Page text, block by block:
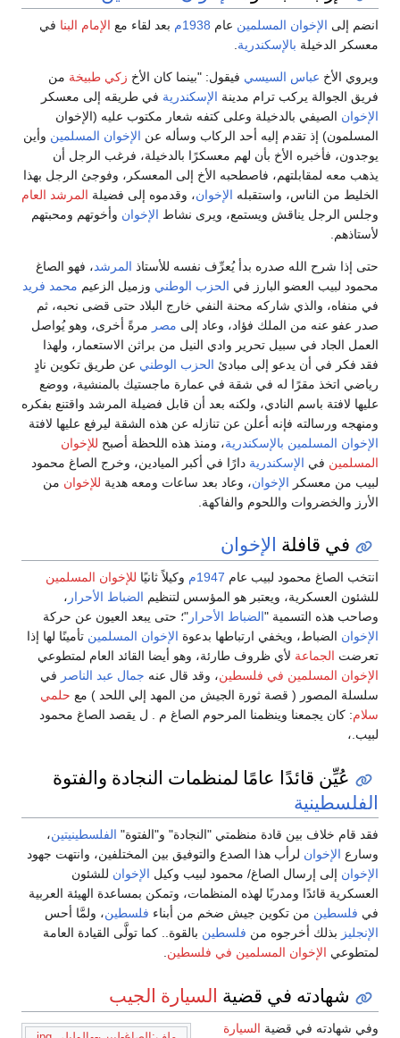
انضم إلى الإخوان المسلمين عام 1938م بعد لقاء مع الإمام البنا في
معسكر الدخيلة بالإسكندرية
ويروي الأخ عباس السيسي فيقول: "بينما كان الأخ زكي طبيخة من
فريق الجوالة يركب ترام مدينة الإسكندرية في طريقه إلى معسكر
الإخوان الصيفي بالدخيلة وعلى كتفه شعار مكتوب عليه (الإخوان
المسلمون) إذ تقدم إليه أحد الركاب وسأله عن الإخوان المسلمين وأين
يوجدون، فأخبره الأخ بأن لهم معسكرًا بالدخيلة، فرغب الرجل أن
يذهب معه لمقابلتهم، فاصطحبه الأخ إلى المعسكر، وفوجئ الرجل بهذا
الخليط من الناس، واستقبله الإخوان، وقدموه إلى فضيلة المرشد العام
وجلس الرجل يناقش ويستمع، ويرى نشاط الإخوان وأخوتهم ومحبتهم
لأستاذهم.
حتى إذا شرح الله صدره بدأ يُعرِّف نفسه للأستاذ المرشد، فهو الصاغ
محمود لبيب العضو البارز في الحزب الوطني وزميل الزعيم محمد فريد
في منفاه، والذي شاركه محنة النفي خارج البلاد حتى قضى نحبه، ثم
صدر عفو عنه من الملك فؤاد، وعاد إلى مصر مرةً أخرى، وهو يُواصل
العمل الجاد في سبيل تحرير وادي النيل من براثن الاستعمار، ولهذا
فقد فكر في أن يدعو إلى مبادئ الحزب الوطني عن طريق تكوين نادٍ
رياضي اتخذ مقرًا له في شقة في عمارة ماجستيك بالمنشية، ووضع
عليها لافتة باسم النادي، ولكنه بعد أن قابل فضيلة المرشد واقتنع بفكره
ومنهجه ورسالته فإنه أعلن عن تنازله عن هذه الشقة ليرفع عليها لافتة
الإخوان المسلمين بالإسكندرية، ومنذ هذه اللحظة أصبح للإخوان
المسلمين في الإسكندرية دارًا في أكبر الميادين، وخرج الصاغ محمود
لبيب من معسكر الإخوان، وعاد بعد ساعات ومعه هدية للإخوان من
الأرز والخضروات واللحوم والفاكهة.
في قافلة الإخوان
انتخب الصاغ محمود لبيب عام 1947م وكيلاً ثانيًا للإخوان المسلمين
للشئون العسكرية، ويعتبر هو المؤسس لتنظيم الضباط الأحرار ،
وصاحب هذه التسمية "الضباط الأحرار "؛ حتى يبعد العيون عن حركة
الإخوان الضباط، ويخفي ارتباطها بدعوة الإخوان المسلمين تأمينًا لها إذا
تعرضت الجماعة لأي ظروف طارئة، وهو أيضا القائد العام لمتطوعي
الإخوان المسلمين في فلسطين، وقد قال عنه جمال عبد الناصر في
سلسلة المصور ( قصة ثورة الجيش من المهد إلي اللحد ) مع حلمي
سلام: كان يجمعنا وينظمنا المرحوم الصاغ م . ل يقصد الصاغ محمود
لبيب.،
عُيِّن قائدًا عامًا لمنظمات النجادة والفتوة
الفلسطينية
فقد قام خلاف بين قادة منظمتي "النجادة" و"الفتوة" الفلسطينيتين،
وسارع الإخوان لرأب هذا الصدع والتوفيق بين المختلفين، وانتهت جهود
الإخوان إلى إرسال الصاغ/ محمود لبيب وكيل الإخوان للشئون
العسكرية قائدًا ومدربًا لهذه المنظمات، وتمكن بمساعدة الهيئة العربية
في فلسطين من تكوين جيش ضخم من أبناء فلسطين، ولمَّا أحس
الإنجليز بذلك أخرجوه من فلسطين بالقوة.. كما تولَّى القيادة العامة
لمتطوعي الإخوان المسلمين في فلسطين.
شهادته في قضية السيارة الجيب
وفي شهادته في قضية السيارة